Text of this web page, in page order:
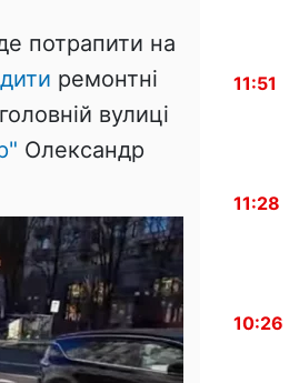
потрапити на
ремонтні
вулиці
Олександр
11:51
11:28
10:26